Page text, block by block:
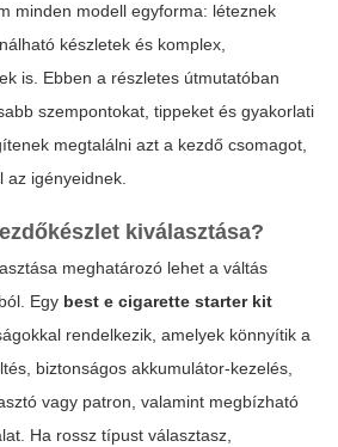
minden modell egyforma: léteznek
készletek és komplex,
is. Ebben a részletes útmutatóban
szempontokat, tippeket és gyakorlati
megtalálni azt a kezdő csomagot,
az igényeidnek.
kiválasztása?
meghatározó lehet a váltás
Egy best e cigarette starter kit
rendelkezik, amelyek könnyítik a
biztonságos akkumulátor-kezelés,
vagy patron, valamint megbízható
Ha rossz típust választasz,